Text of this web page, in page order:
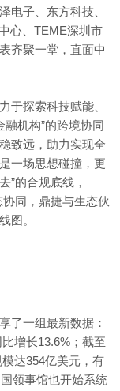
电子、东方科技、
心、TEME深圳市
齐聚一堂，直面中
于探索科技赋能、
机构”的跨境协同
致远，助力实现全
一场思想碰撞，更
”的合规底线，
协同，鼎捷与生态伙
图。
了一组最新数据：
增长13.6%；截至
达354亿美元，有
领事馆也开始系统